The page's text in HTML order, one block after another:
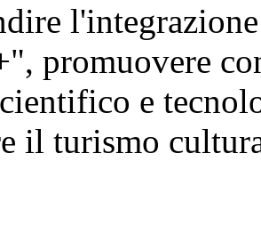
promuovere
e
il turismo